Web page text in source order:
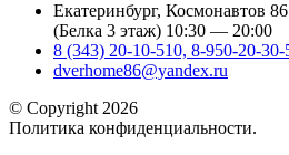
Екатеринбург, Космонавтов 86
(Белка 3 этаж) 10:30 — 20:00
8 (343) 20-10-510, 8-950-20-
dverhome86@yandex.ru
© Copyright 2026
Политика конфиденциальности.